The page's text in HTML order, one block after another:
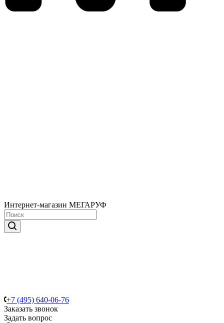
Интернет-магазин МЕГАРУФ
+7 (495) 640-06-76
Заказать звонок
Задать вопрос